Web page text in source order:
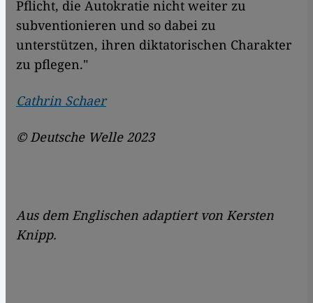
Pflicht, die Autokratie nicht weiter zu
subventionieren und so dabei zu
unterstützen, ihren diktatorischen Charakter
zu pflegen."
Cathrin Schaer
© Deutsche Welle 2023
Aus dem Englischen adaptiert von Kersten
Knipp.